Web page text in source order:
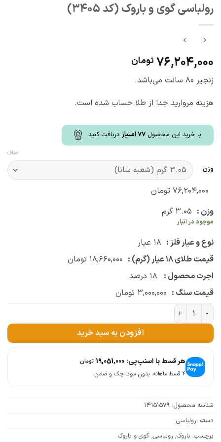
رولباسی گوی و باروک (کد 3405)
76,204,000 تومان
زنجیر 80 سانت می‌باشد.
هزینه مروارید جدا از طلا حساب شده است.
با خرید این محصول 77امتیاز دریافت کنید.
وزن
صاف
۷۶,۲۰۴,۰۰۰ تومان
وزن : ۳.۰۵ گرم
موجود در انبار
نوع و عیار فلز : ۱۸ عیار
قیمت طلای ۱۸ عیار (گرم) :
۱۸,۶۶۰,۰۰۰ تومان
اجرت محصول :
۱۸ درصد
قیمت سنگ : ۳,۰۰۰,۰۰۰ تومان
رولباسی گوی و باروک (کد 3405) عدد
افزودن به سبد خرید
هر قسط با اسنپ‌پی: 19,051,000 تومان
۴ قسط ماهانه. بدون سود، چک و ضامن.
شناسه محصول: 14151579
دسته: رولباسی
برچسب: باروک, رولباسی, گوی و باروک